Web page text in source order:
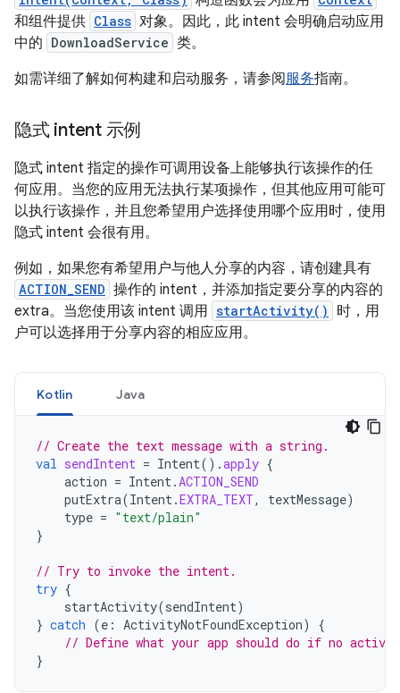
和组件提供 Class 对象。因此，此 intent 会明确启动应用
中的 DownloadService 类。
如需详细了解如何构建和启动服务，请参阅服务指南。
隐式 intent 示例
隐式 intent 指定的操作可调用设备上能够执行该操作的任
何应用。当您的应用无法执行某项操作，但其他应用可能可
以执行该操作，并且您希望用户选择使用哪个应用时，使用
隐式 intent 会很有用。
例如，如果您有希望用户与他人分享的内容，请创建具有
ACTION_SEND 操作的 intent，并添加指定要分享的内容的
extra。当您使用该 intent 调用 startActivity()
时，用
户可以选择用于分享内容的相应应用。
Kotlin Java
// Create the text message with a string.
val sendIntent = Intent().apply {
action = Intent.ACTION_SEND
putExtra(Intent.EXTRA_TEXT, textMessage)
type = "text/plain"
}
// Try to invoke the intent.
try {
startActivity(sendIntent)
} catch (e : ActivityNotFoundException)
{
// Define what your app should do if no
}